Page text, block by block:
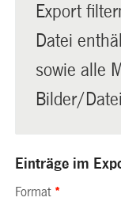
Export
Datei
sowie alle
Bilder/
Einträge im
Format *